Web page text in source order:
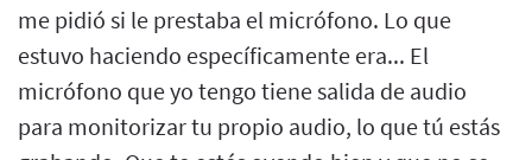
me pidió si le prestaba el micrófono. Lo que
estuvo haciendo específicamente era... El
micrófono que yo tengo tiene salida de audio
para monitorizar tu propio audio, lo que tú estás